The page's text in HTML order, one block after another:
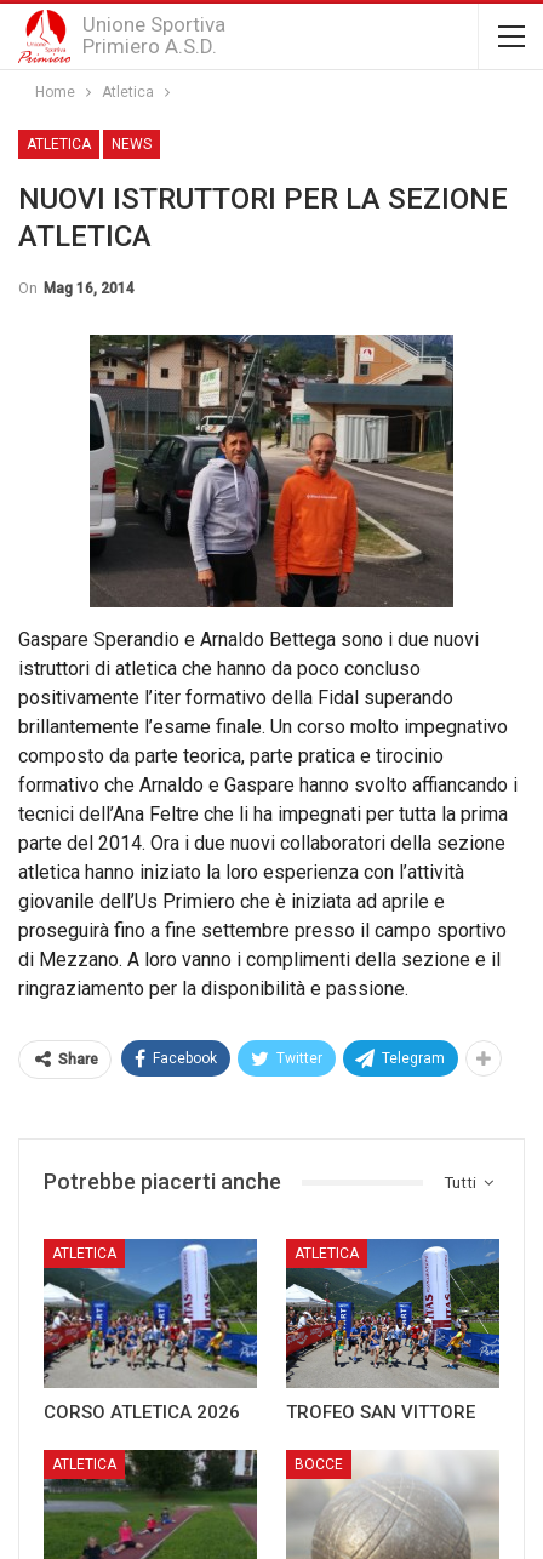
Unione Sportiva
Primiero A.S.D.
Home Atletica
ATLETICA NEWS
NUOVI ISTRUTTORI PER LA SEZIONE
ATLETICA
On Mag 16, 2014
Gaspare Sperandio e Arnaldo Bettega sono i due nuovi
istruttori di atletica che hanno da poco concluso
positivamente l’iter formativo della Fidal superando
brillantemente l’esame finale. Un corso molto impegnativo
composto da parte teorica, parte pratica e tirocinio
formativo che Arnaldo e Gaspare hanno svolto affiancando i
tecnici dell’Ana Feltre che li ha impegnati per tutta la prima
parte del 2014. Ora i due nuovi collaboratori della sezione
atletica hanno iniziato la loro esperienza con l’attività
giovanile dell’Us Primiero che è iniziata ad aprile e
proseguirà fino a fine settembre presso il campo sportivo
di Mezzano. A loro vanno i complimenti della sezione e il
ringraziamento per la disponibilità e passione.
Share Facebook Twitter Telegram
Tutti
Potrebbe piacerti anche
ATLETICA
CORSO ATLETICA 2026
ATLETICA
TROFEO SAN VITTORE
ATLETICA BOCCE